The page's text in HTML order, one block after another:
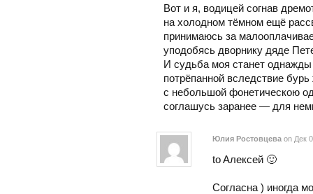
Вот и я, водицей согнав
на холодном тёмном ещё
принимаюсь за
уподобясь дворнику дяде
И судьба моя станет однажды
потрёпанной вследствие бурь
с небольшой фонетическою
соглашусь заранее — для
Юлия Ростовцева on Дек
to Aлексей 🙂
Согласна ) иногда